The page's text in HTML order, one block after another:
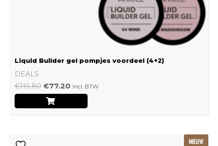
Liquid Builder gel pompjes voordeel (4+2)
DEALS
€115.80 €77.20 Incl. BTW
NIEUW